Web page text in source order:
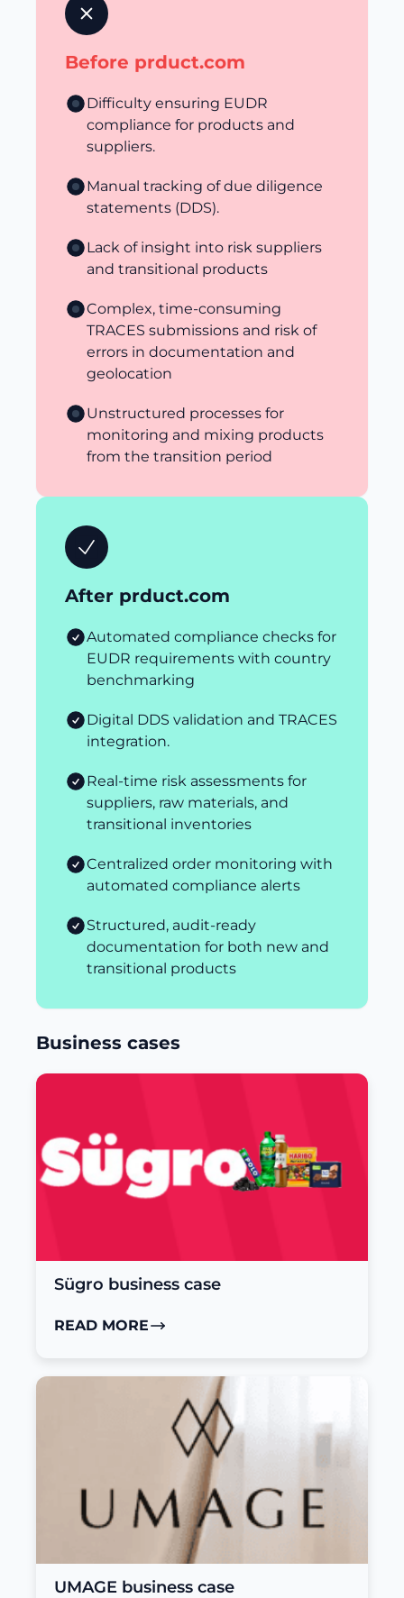
Before prduct.com
Difficulty ensuring EUDR
compliance for products and
suppliers.
Manual tracking of due diligence
statements (DDS).
Lack of insight into risk suppliers
and transitional products
Complex, time-consuming
TRACES submissions and risk of
errors in documentation and
geolocation
Unstructured processes for
monitoring and mixing products
from the transition period
After prduct.com
Automated compliance checks for
EUDR requirements with country
benchmarking
Digital DDS validation and TRACES
integration.
Real-time risk assessments for
suppliers, raw materials, and
transitional inventories
Centralized order monitoring with
automated compliance alerts
Structured, audit-ready
documentation for both new and
transitional products
Business cases
Sügro business case
READ MORE
UMAGE business case